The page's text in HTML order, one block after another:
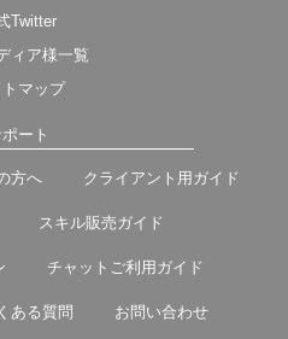
Twitter
ィア様一覧
マップ
ート
方へ クライアント用ガイド
スキル販売ガイド
チャットご利用ガイド
ある質問 お問い合わせ